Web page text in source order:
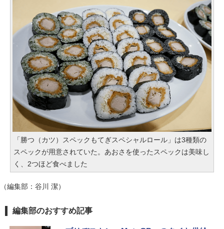
「勝つ（カツ）スペックもてぎスペシャルロール」は3種類の
スペックが用意されていた。あおさを使ったスペックは美味し
く、2つほど食べました
（編集部：谷川 潔）
編集部のおすすめ記事